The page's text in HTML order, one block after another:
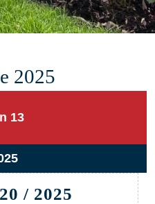
2025
13
2025
1313
13
junio,
2025
/ 2025